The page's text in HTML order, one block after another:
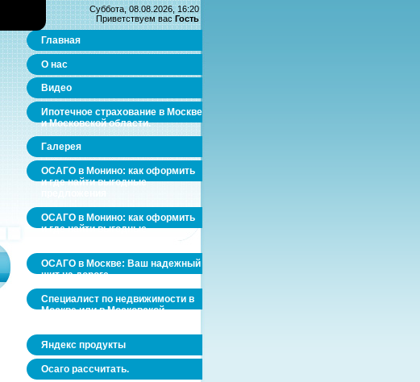
Суббота, 08.08.2026, 16:20
Приветствуем вас Гость
Главная
О нас
Видео
Ипотечное страхование в Москве
и Московской области.
Галерея
ОСАГО в Монино: как оформить
и где найти выгодные
ОСАГО в Монино: как оформить
и где найти выгодные
ОСАГО в Москве: Ваш надежный
щит на дороге
Специалист по недвижимости в
Москве или в Московской
Яндекс продукты
Осаго рассчитать.